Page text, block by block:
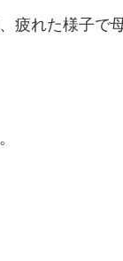
疲れた様子で